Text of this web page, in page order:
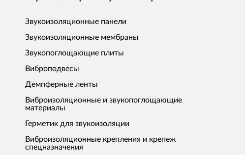
Звукоизоляционные панели
Звукоизоляционные мембраны
Звукопоглощающие плиты
Виброподвесы
Демпферные ленты
Виброизоляционные и звукопоглощающие
материалы
Герметик для звукоизоляции
Виброизоляционные крепления и крепеж
спецназначения